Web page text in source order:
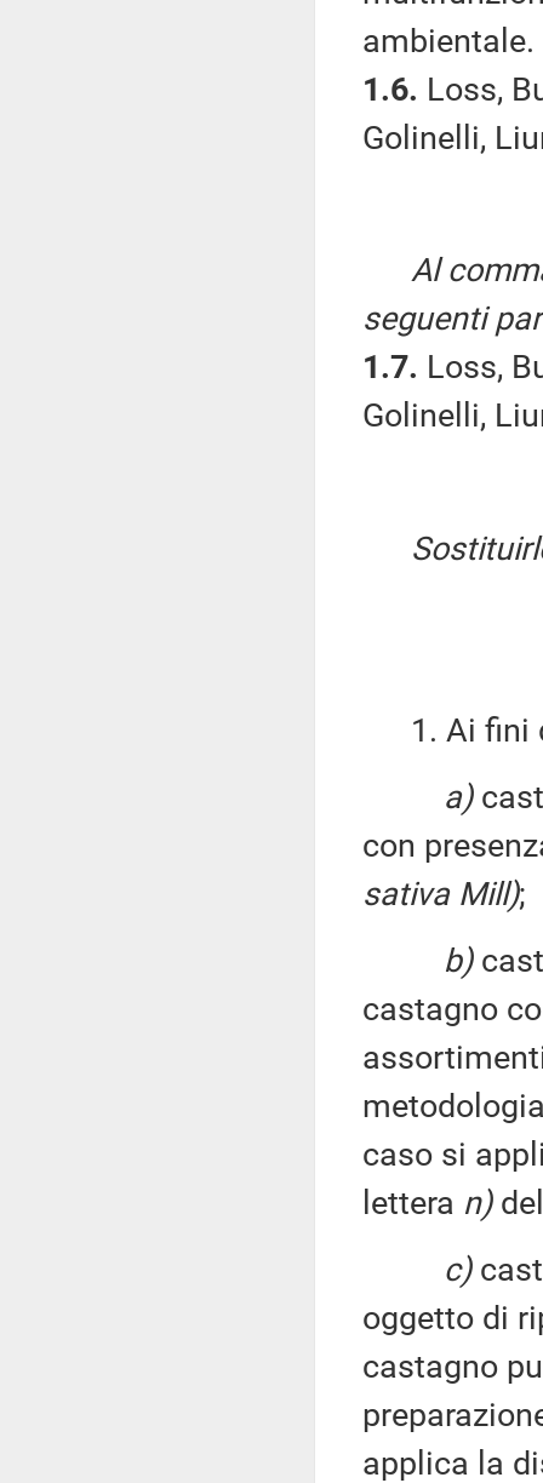
ambientale.
1.6. Loss,
Golinelli,
Al
seguenti
1.7. Loss,
Golinelli,
1. Ai fini
a)
con
sativa Mill);
b)
castagno
caso si
lettera n)
c)
oggetto di
castagno
applica la